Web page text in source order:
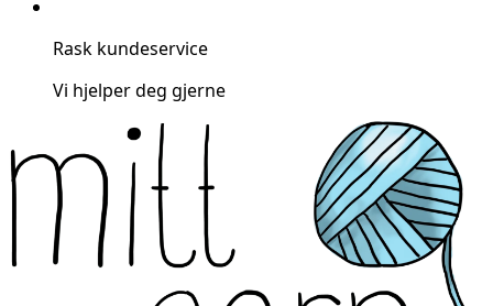
Rask kundeservice
Vi hjelper deg gjerne